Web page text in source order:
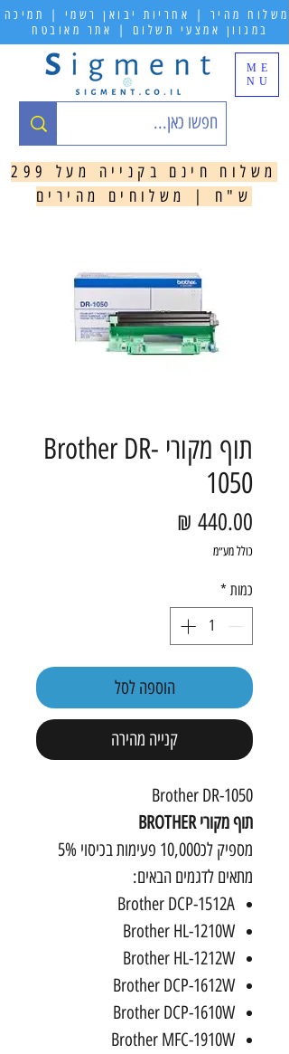
ME
NU
משלוח מהיר | אחריות יבואן רשמי | תמיכה
במגוון אמצעי תשלום | אתר מאובטח
משלוח חינם בקנייה מעל 299
ש"ח | משלוחים מהירים
תוף ‏מקורי Brother DR-
1050
כולל מע״מ
כמות *
הוספה לסל
קנייה מהירה
Brother DR-1050
תוף מקורי BROTHER
מספיק לכ10,000 פעימות בכיסוי 5%
מתאים לדגמים הבאים:
Brother DCP-1512A
Brother HL-1210W
Brother HL-1212W
Brother DCP-1612W
Brother DCP-1610W
Brother MFC-1910W